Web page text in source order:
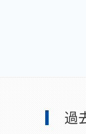
過